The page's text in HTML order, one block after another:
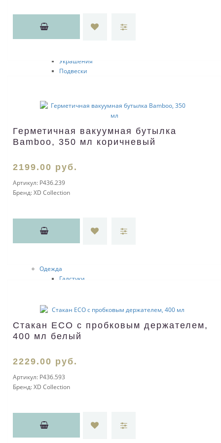
Статуэтки настольные
Свечи и подсвечники
Украшения
Подвески
Интерьер и кухня
Фигурки
Другое
Камины
Мужские аксессуары
Портмоне
Кредитницы
Мужские наборы
Одежда
Галстуки
Украшения
Браслеты
Косметички
Маникюрные наборы
Часы наручные
Женские наборы
Крючки для сумок
Брелоки
Металлические
Герметичная вакуумная бутылка
Bamboo, 350 мл коричневый
2199.00 руб.
Артикул: P436.239
Бренд:XD Collection
Стакан ECO с пробковым держателем,
400 мл белый
2229.00 руб.
Артикул: P436.593
Бренд:XD Collection